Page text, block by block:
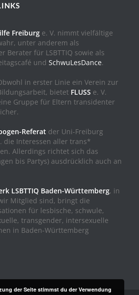
Freiburge. V. nimmt vielfältige
unter anderem als
Berater für LSBTTIQ sowie als
und SchwuLesDance.
in erster Linie ein Verein zur
bietet FLUSS e. V.
Gruppe für Eltern transidenter
Referat der Uni-Freiburg
die Interessen aller trans*
Allerdings richtet sich das
bis Partys) ausdrücklich auch an
LSBTTIQ Baden-Württemberg, in
Mitglied sind, bringt die
für lesbische, schwule,
transgender, intersexuelle
in Baden-Württemberg
der Seite stimmst du der Verwendung